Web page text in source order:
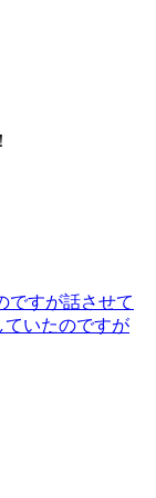
ですが話させて
いたのですが